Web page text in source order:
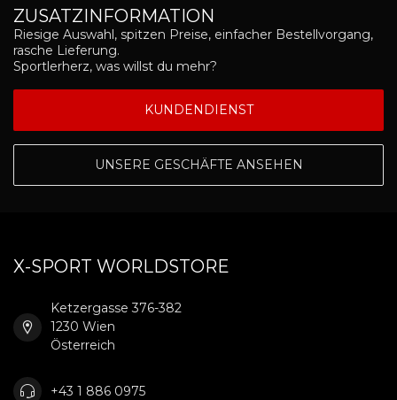
ZUSATZINFORMATION
Riesige Auswahl, spitzen Preise, einfacher Bestellvorgang,
rasche Lieferung.
Sportlerherz, was willst du mehr?
KUNDENDIENST
UNSERE GESCHÄFTE ANSEHEN
X-SPORT WORLDSTORE
Ketzergasse 376-382
1230 Wien
Österreich
+43 1 886 0975